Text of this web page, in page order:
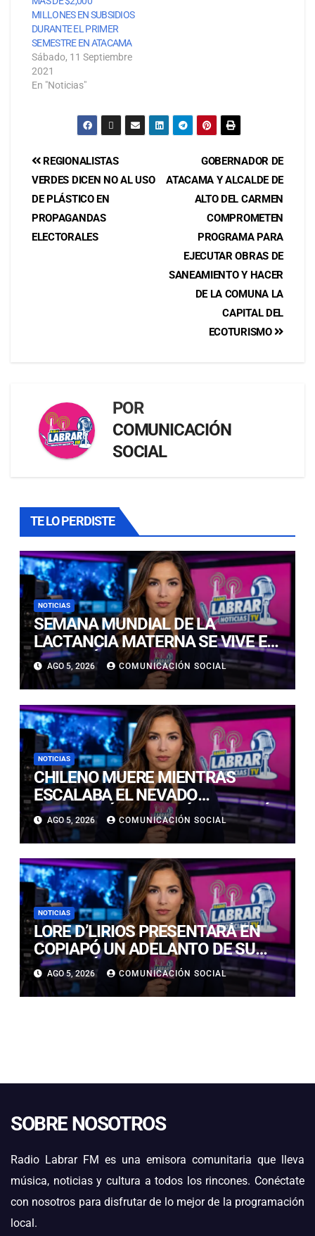
MILLONES EN SUBSIDIOS
DURANTE EL PRIMER
SEMESTRE EN ATACAMA
Sábado, 11 Septiembre
2021
En "Noticias"
GOBERNADOR DE
ATACAMA Y ALCALDE DE
ALTO DEL CARMEN
COMPROMETEN
PROGRAMA PARA
EJECUTAR OBRAS DE
SANEAMIENTO Y HACER
DE LA COMUNA LA
CAPITAL DEL
ECOTURISMO
REGIONALISTAS
VERDES DICEN NO AL USO
DE PLÁSTICO EN
PROPAGANDAS
ELECTORALES
POR
COMUNICACIÓN
SOCIAL
TE LO PERDISTE
NOTICIAS
SEMANA MUNDIAL DE LA
LACTANCIA MATERNA SE VIVE EN
COPIAPÓ CON FERIA EDUCATIVA
ABIERTA A LA COMUNIDAD
AGO 5, 2026 COMUNICACIÓN SOCIAL
NOTICIAS
CHILENO MUERE MIENTRAS
ESCALABA EL NEVADO
HUASCARÁN EN PERÚ: SE HABRÍA
PRECIPITADO DESDE 900 METROS
AGO 5, 2026 COMUNICACIÓN SOCIAL
NOTICIAS
LORE D’LIRIOS PRESENTARÁ EN
COPIAPÓ UN ADELANTO DE SU
NUEVO ÁLBUM “FRUTOS Y
RAÍCES”
AGO 5, 2026 COMUNICACIÓN SOCIAL
SOBRE NOSOTROS
Radio Labrar FM es una emisora comunitaria que lleva
música, noticias y cultura a todos los rincones. Conéctate
con nosotros para disfrutar de lo mejor de la programación
local.